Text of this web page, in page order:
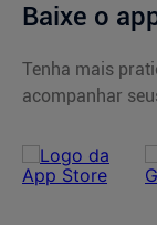
Baixe o
Tenha mais
acompanhar